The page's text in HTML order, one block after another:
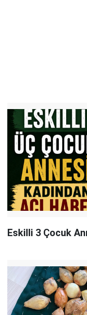
Eskilli 3 Çocuk